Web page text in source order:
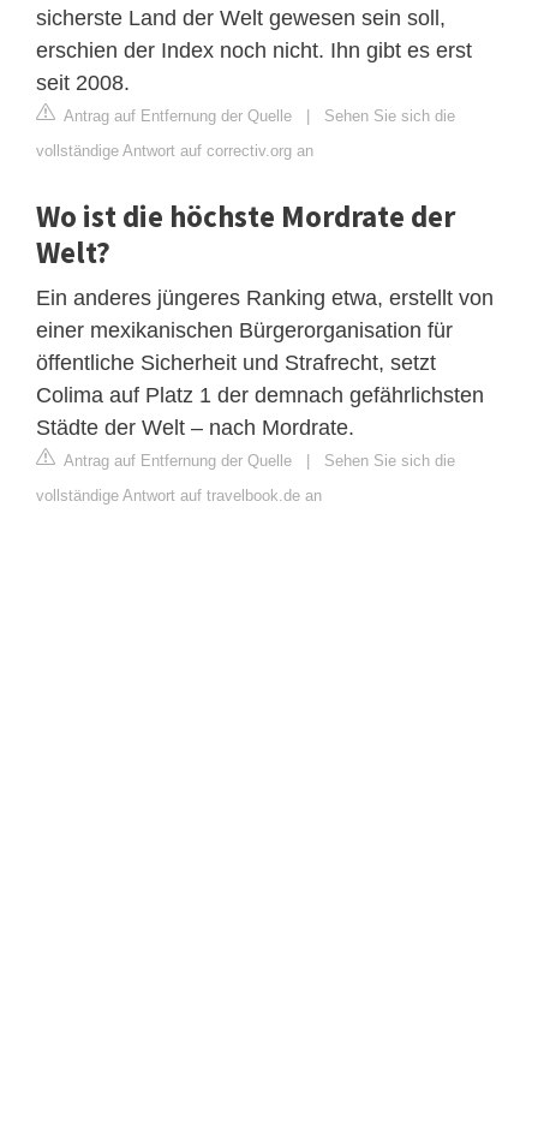
sicherste Land der Welt gewesen sein soll,
erschien der Index noch nicht. Ihn gibt es erst
seit 2008.
Antrag auf Entfernung der Quelle | Sehen Sie sich die
vollständige Antwort auf correctiv.org an
Wo ist die höchste Mordrate der
Welt?
Ein anderes jüngeres Ranking etwa, erstellt von
einer mexikanischen Bürgerorganisation für
öffentliche Sicherheit und Strafrecht, setzt
Colima auf Platz 1 der demnach gefährlichsten
Städte der Welt – nach Mordrate.
Antrag auf Entfernung der Quelle | Sehen Sie sich die
vollständige Antwort auf travelbook.de an